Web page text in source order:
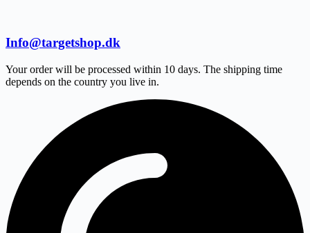
Info@targetshop.dk
Your order will be processed within 10 days. The shipping time
depends on the country you live in.